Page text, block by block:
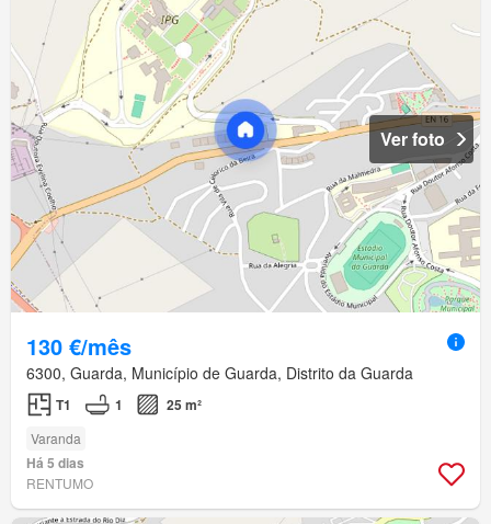
Ver foto
130 €/mês
6300, Guarda, Município de Guarda, Distrito da Guarda
T1 1 25 m²
Varanda
Há 5 dias
RENTUMO